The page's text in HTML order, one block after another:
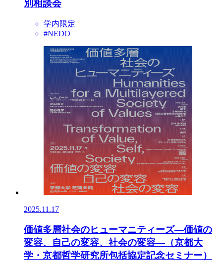
別相談会
学内限定
#NEDO
2025.11.17
価値多層社会のヒューマニティーズ―価値の
変容、自己の変容、社会の変容―（京都大
学・京都哲学研究所包括協定記念セミナー）